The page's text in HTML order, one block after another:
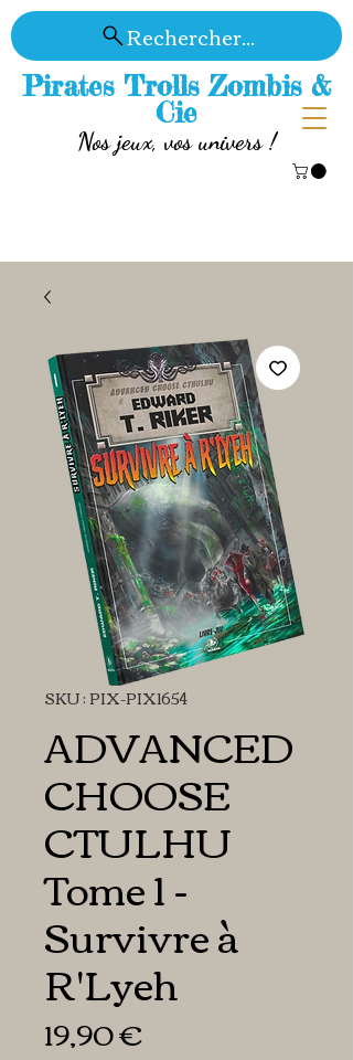
Pirates Trolls Zombis &
Cie
Nos jeux, vos univers !
Rechercher...
SKU : PIX-PIX1654
ADVANCED
CHOOSE
CTULHU
Tome 1 -
Survivre à
R'Lyeh
19,90 €Prix